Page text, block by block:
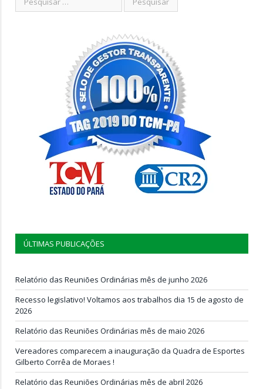
ÚLTIMAS PUBLICAÇÕES
Relatório das Reuniões Ordinárias mês de junho 2026
Recesso legislativo! Voltamos aos trabalhos dia 15 de agosto de
2026
Relatório das Reuniões Ordinárias mês de maio 2026
Vereadores comparecem a inauguração da Quadra de Esportes
Gilberto Corrêa de Moraes !
Relatório das Reuniões Ordinárias mês de abril 2026